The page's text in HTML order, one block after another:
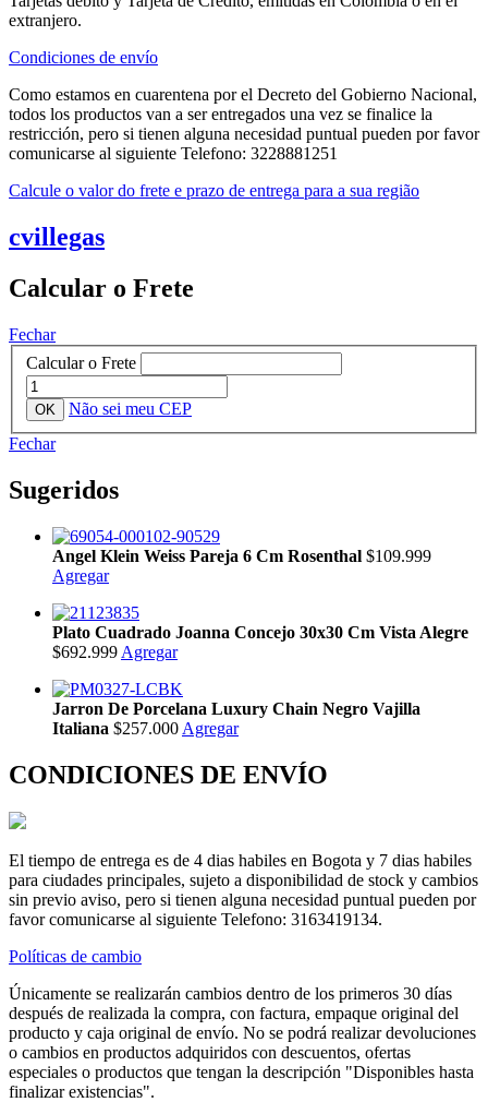
extranjero.
Condiciones de envío
Como estamos en cuarentena por el Decreto del Gobierno Nacional,
todos los productos van a ser entregados una vez se finalice la
restricción, pero si tienen alguna necesidad puntual pueden por favor
comunicarse al siguiente Telefono: 3228881251
Calcule o valor do frete e prazo de entrega para a sua região
cvillegas
Calcular o Frete
Fechar
Calcular o Frete
Não sei meu CEP
Fechar
Sugeridos
Angel Klein Weiss Pareja 6 Cm Rosenthal $109.999
Agregar
Plato Cuadrado Joanna Concejo 30x30 Cm Vista Alegre
$692.999 Agregar
Jarron De Porcelana Luxury Chain Negro Vajilla
Italiana $257.000 Agregar
CONDICIONES DE ENVÍO
El tiempo de entrega es de 4 dias habiles en Bogota y 7 dias habiles
para ciudades principales, sujeto a disponibilidad de stock y cambios
sin previo aviso, pero si tienen alguna necesidad puntual pueden por
favor comunicarse al siguiente Telefono: 3163419134.
Políticas de cambio
Únicamente se realizarán cambios dentro de los primeros 30 días
después de realizada la compra, con factura, empaque original del
producto y caja original de envío. No se podrá realizar devoluciones
o cambios en productos adquiridos con descuentos, ofertas
especiales o productos que tengan la descripción "Disponibles hasta
finalizar existencias".